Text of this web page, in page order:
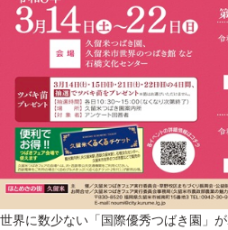
世界に数少ない「国際優秀つばき園」が